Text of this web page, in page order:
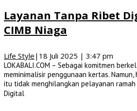
Layanan Tanpa Ribet
CIMB Niaga
Life Style | 18 Juli 2025 | 3:47 pm
LOKABALI.COM – Sebagai komitmen
meminimalisir penggunaan kertas.
itu tidak menghilangkan pelayanan
Digital